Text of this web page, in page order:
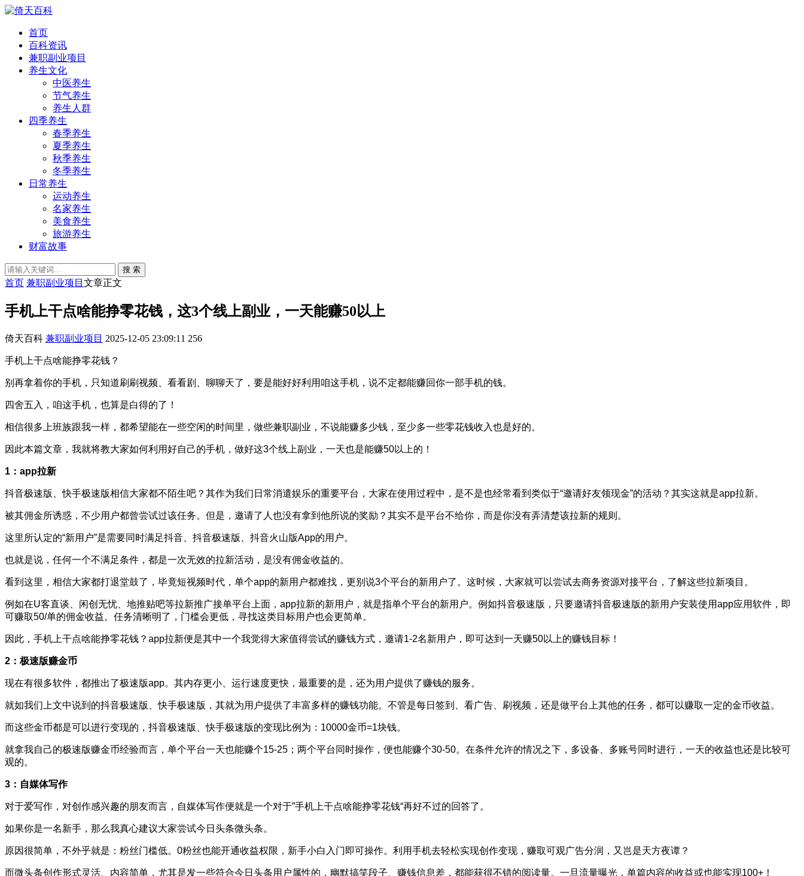
首页
百科资讯
兼职副业项目
养生文化
中医养生
节气养生
养生人群
四季养生
春季养生
夏季养生
秋季养生
冬季养生
日常养生
运动养生
名家养生
美食养生
旅游养生
财富故事
搜 索
首页 兼职副业项目 文章正文
手机上干点啥能挣零花钱，这3个线上副业，一天能赚50以上
倚天百科 兼职副业项目 2025-12-05 23:09:11 256
手机上干点啥能挣零花钱？
别再拿着你的手机，只知道刷刷视频、看看剧、聊聊天了，要是能好好利用咱这手机，说不定都能赚回你一部手机的钱。
四舍五入，咱这手机，也算是白得的了！
相信很多上班族跟我一样，都希望能在一些空闲的时间里，做些兼职副业，不说能赚多少钱，至少多一些零花钱收入也是好的。
因此本篇文章，我就将教大家如何利用好自己的手机，做好这3个线上副业，一天也是能赚50以上的！
1：app拉新
抖音极速版、快手极速版相信大家都不陌生吧？其作为我们日常消遣娱乐的重要平台，大家在使用过程中，是不是也经常看到类似于“邀请好友领现金”的活动？其实这就是app拉新。
被其佣金所诱惑，不少用户都曾尝试过该任务。但是，邀请了人也没有拿到他所说的奖励？其实不是平台不给你，而是你没有弄清楚该拉新的规则。
这里所认定的“新用户”是需要同时满足抖音、抖音极速版、抖音火山版App的用户。
也就是说，任何一个不满足条件，都是一次无效的拉新活动，是没有佣金收益的。
看到这里，相信大家都打退堂鼓了，毕竟短视频时代，单个app的新用户都难找，更别说3个平台的新用户了。这时候，大家就可以尝试去商务资源对接平台，了解这些拉新项目。
例如在U客直谈、闲创无忧、地推贴吧等拉新推广接单平台上面，app拉新的新用户，就是指单个平台的新用户。例如抖音极速版，只要邀请抖音极速版的新用户安装使用app应用软件，即
可赚取50/单的佣金收益。任务清晰明了，门槛会更低，寻找这类目标用户也会更简单。
因此，手机上干点啥能挣零花钱？app拉新便是其中一个我觉得大家值得尝试的赚钱方式，邀请1-2名新用户，即可达到一天赚50以上的赚钱目标！
2：极速版赚金币
现在有很多软件，都推出了极速版app。其内存更小、运行速度更快，最重要的是，还为用户提供了赚钱的服务。
就如我们上文中说到的抖音极速版、快手极速版，其就为用户提供了丰富多样的赚钱功能。不管是每日签到、看广告、刷视频，还是做平台上其他的任务，都可以赚取一定的金币收益。
而这些金币都是可以进行变现的，抖音极速版、快手极速版的变现比例为：10000金币=1块钱。
就拿我自己的极速版赚金币经验而言，单个平台一天也能赚个15-25；两个平台同时操作，便也能赚个30-50。在条件允许的情况之下，多设备、多账号同时进行，一天的收益也还是比较可
观的。
3：自媒体写作
对于爱写作，对创作感兴趣的朋友而言，自媒体写作便就是一个对于”手机上干点啥能挣零花钱“再好不过的回答了。
如果你是一名新手，那么我真心建议大家尝试今日头条微头条。
原因很简单，不外乎就是：粉丝门槛低。0粉丝也能开通收益权限，新手小白入门即可操作。利用手机去轻松实现创作变现，赚取可观广告分润，又岂是天方夜谭？
而微头条创作形式灵活、内容简单，尤其是发一些符合今日头条用户属性的，幽默搞笑段子、赚钱信息差，都能获得不错的阅读量。一旦流量曝光，单篇内容的收益或也能实现100+！